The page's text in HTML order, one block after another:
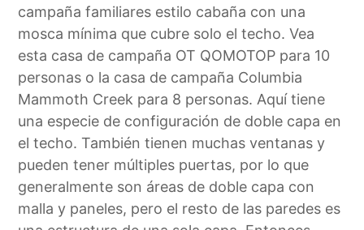
campaña familiares estilo cabaña con una
mosca mínima que cubre solo el techo. Vea
esta casa de campaña OT QOMOTOP para 10
personas o la casa de campaña Columbia
Mammoth Creek para 8 personas. Aquí tiene
una especie de configuración de doble capa en
el techo. También tienen muchas ventanas y
pueden tener múltiples puertas, por lo que
generalmente son áreas de doble capa con
malla y paneles, pero el resto de las paredes es